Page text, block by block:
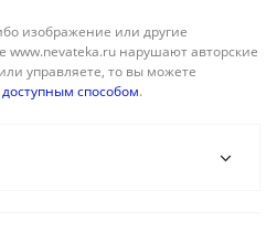
изображение или другие
www.nevateka.ru нарушают авторские
управляете, то вы можете
способом.